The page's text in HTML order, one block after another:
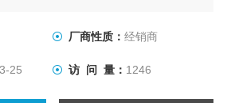
厂商性质： 经销商
25 访 问 量： 1246